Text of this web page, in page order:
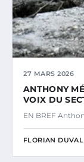
27 MARS 2026
ANTHONY
VOIX DU
EN BREF
FLORIAN DUVAL